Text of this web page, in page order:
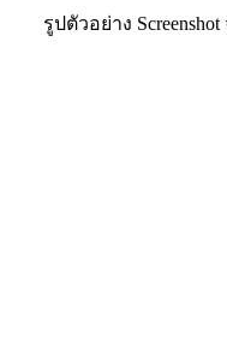
รูปตัวอย่าง